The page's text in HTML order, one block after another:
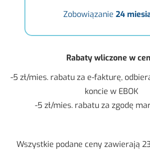
Zobowiązanie 24
Ra­ba­ty wli­czo­ne w
-5 zł/mies. ra­ba­tu za e-fak­tu­rę,
kon­cie w EBOK
-5 zł/mies. ra­ba­tu za zgodę
Wszyst­kie po­da­ne ceny za­wie­ra­ją